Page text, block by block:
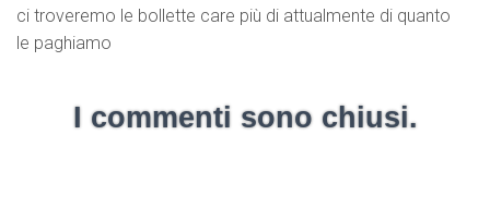
ci troveremo le bollette care più di attualmente di quanto
le paghiamo
I commenti sono chiusi.